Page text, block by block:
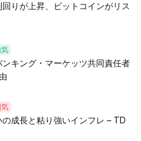
りが上昇、ビットコインがリス
キング・マーケッツ共同責任者
成長と粘り強いインフレ – TD